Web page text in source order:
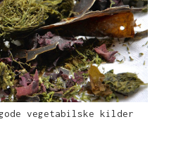
vegetabilske kilder